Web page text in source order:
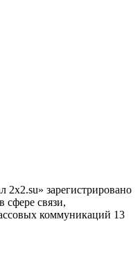
2x2.su» зарегистрировано
сфере связи,
коммуникаций 13